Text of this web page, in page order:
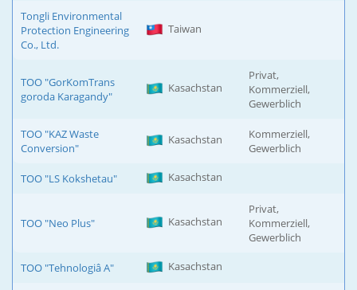
Tongli Environmental
Protection Engineering
Co., Ltd.
Taiwan
TOO "GorKomTrans
goroda Karagandy"
Kasachstan
Privat,
Kommerziell,
Gewerblich
TOO "KAZ Waste
Conversion"
Kasachstan
Kommerziell,
Gewerblich
TOO "LS Kokshetau" Kasachstan
TOO "Neo Plus" Kasachstan
Privat,
Kommerziell,
Gewerblich
TOO "Tehnologiâ A" Kasachstan